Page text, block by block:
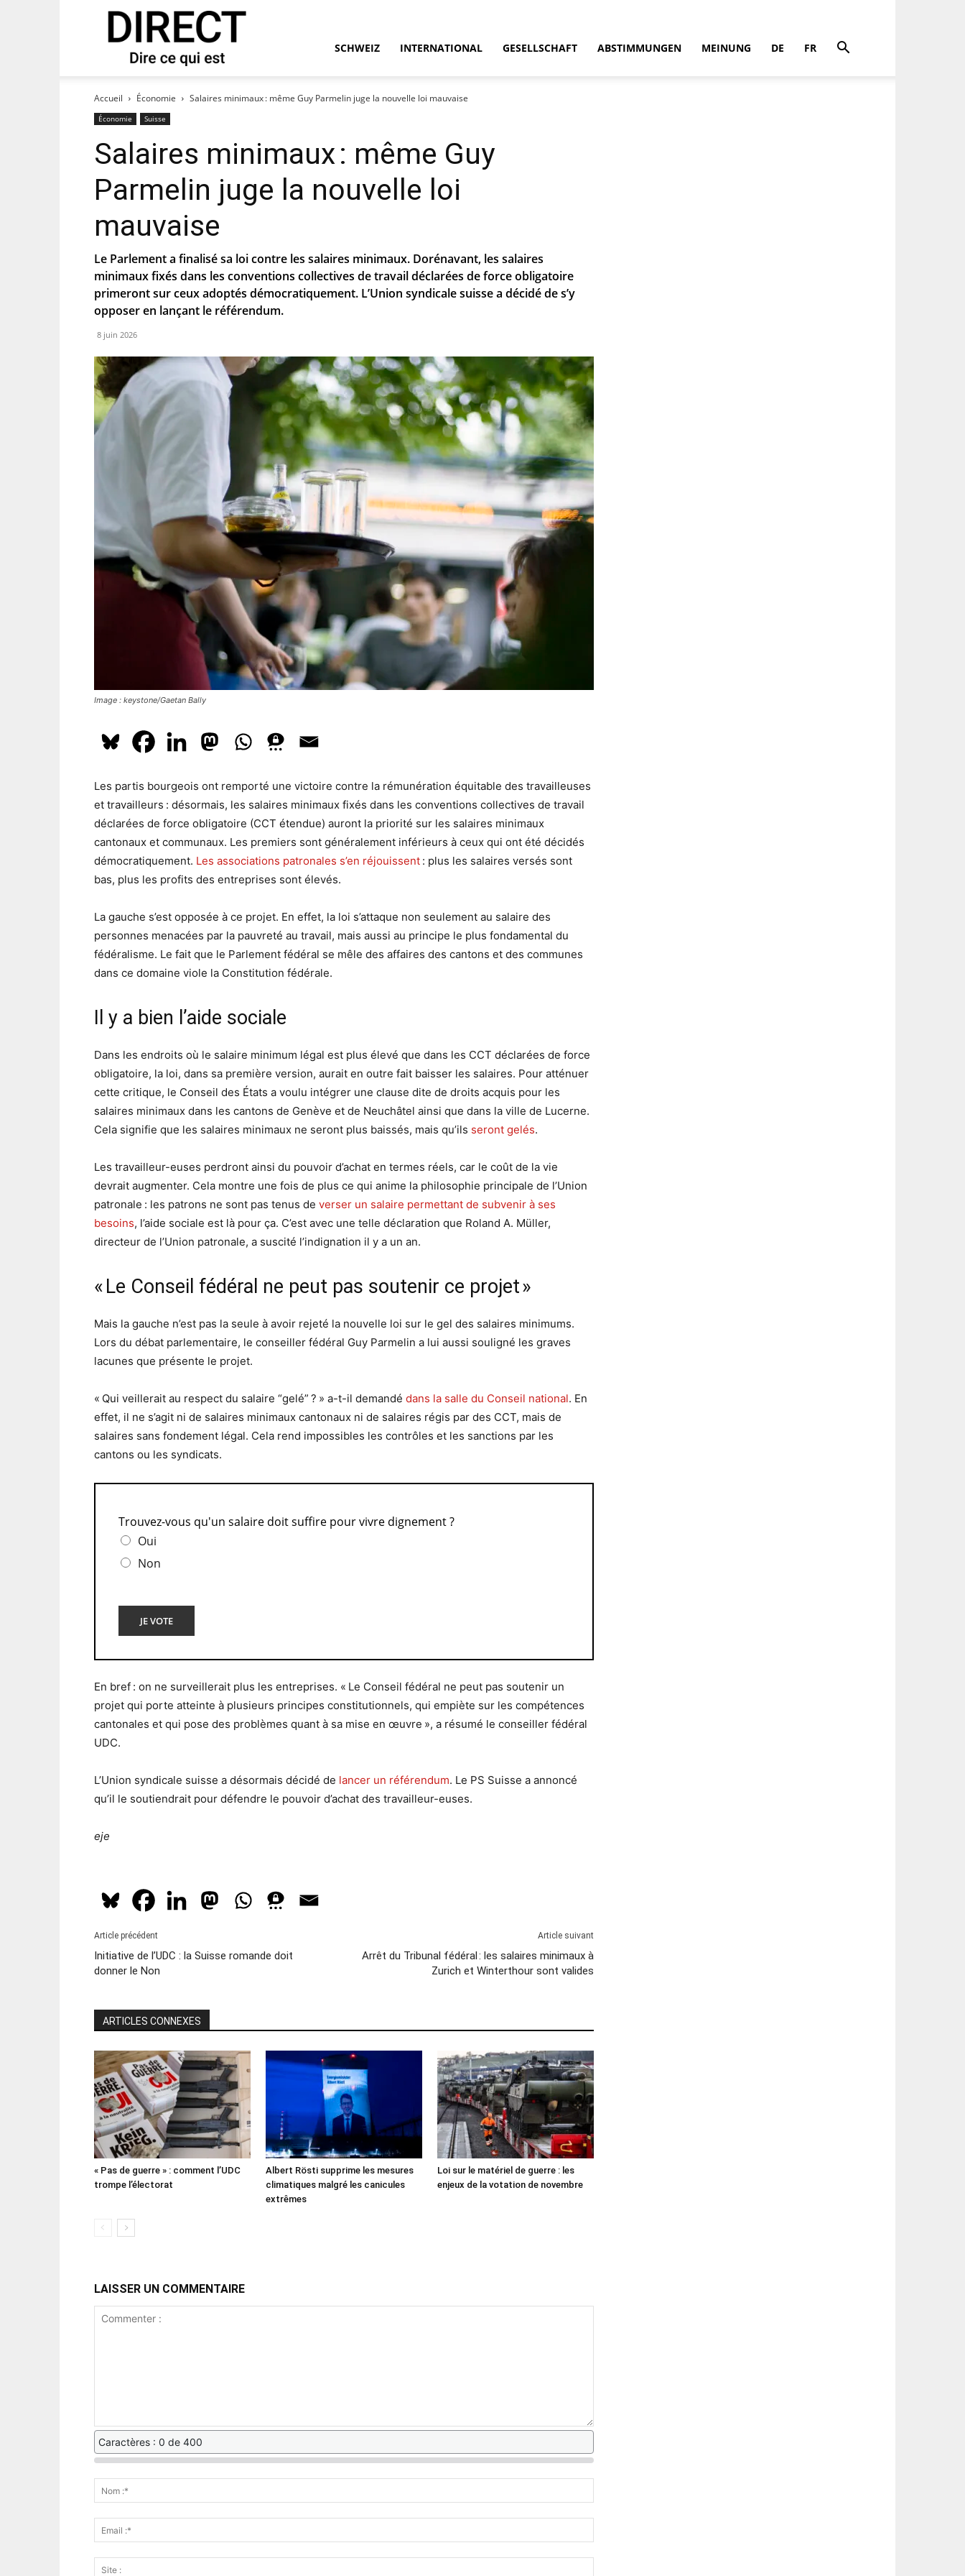
SCHWEIZ INTERNATIONAL GESELLSCHAFT ABSTIMMUNGEN MEINUNG DE FR
Accueil Économie Salaires minimaux : même Guy Parmelin juge la nouvelle loi mauvaise
Économie Suisse
Salaires minimaux : même Guy
Parmelin juge la nouvelle loi
mauvaise
Le Parlement a finalisé sa loi contre les salaires minimaux. Dorénavant, les salaires
minimaux fixés dans les conventions collectives de travail déclarées de force obligatoire
primeront sur ceux adoptés démocratiquement. L’Union syndicale suisse a décidé de s’y
opposer en lançant le référendum.
8 juin 2026
Image : keystone/Gaetan Bally
Les partis bourgeois ont remporté une victoire contre la rémunération équitable des travailleuses
et travailleurs : désormais, les salaires minimaux fixés dans les conventions collectives de travail
déclarées de force obligatoire (CCT étendue) auront la priorité sur les salaires minimaux
cantonaux et communaux. Les premiers sont généralement inférieurs à ceux qui ont été décidés
démocratiquement. Les associations patronales s’en réjouissent: plus les salaires versés sont
bas, plus les profits des entreprises sont élevés.
La gauche s’est opposée à ce projet. En effet, la loi s’attaque non seulement au salaire des
personnes menacées par la pauvreté au travail, mais aussi au principe le plus fondamental du
fédéralisme. Le fait que le Parlement fédéral se mêle des affaires des cantons et des communes
dans ce domaine viole la Constitution fédérale.
Il y a bien l’aide sociale
Dans les endroits où le salaire minimum légal est plus élevé que dans les CCT déclarées de force
obligatoire, la loi, dans sa première version, aurait en outre fait baisser les salaires. Pour atténuer
cette critique, le Conseil des États a voulu intégrer une clause dite de droits acquis pour les
salaires minimaux dans les cantons de Genève et de Neuchâtel ainsi que dans la ville de Lucerne.
Cela signifie que les salaires minimaux ne seront plus baissés, mais qu’ils seront gelés.
Les travailleur-euses perdront ainsi du pouvoir d’achat en termes réels, car le coût de la vie
devrait augmenter. Cela montre une fois de plus ce qui anime la philosophie principale de l’Union
patronale : les patrons ne sont pas tenus de verser un salaire permettant de subvenir à ses
besoins, l’aide sociale est là pour ça. C’est avec une telle déclaration que Roland A. Müller,
directeur de l’Union patronale, a suscité l’indignation il y a un an.
« Le Conseil fédéral ne peut pas soutenir ce projet »
Mais la gauche n’est pas la seule à avoir rejeté la nouvelle loi sur le gel des salaires minimums.
Lors du débat parlementaire, le conseiller fédéral Guy Parmelin a lui aussi souligné les graves
lacunes que présente le projet.
« Qui veillerait au respect du salaire “gelé” ? » a-t-il demandé dans la salle du Conseil national. En
effet, il ne s’agit ni de salaires minimaux cantonaux ni de salaires régis par des CCT, mais de
salaires sans fondement légal. Cela rend impossibles les contrôles et les sanctions par les
cantons ou les syndicats.
Trouvez-vous qu'un salaire doit suffire pour vivre dignement ?
Oui
Non
JE VOTE
En bref : on ne surveillerait plus les entreprises. « Le Conseil fédéral ne peut pas soutenir un
projet qui porte atteinte à plusieurs principes constitutionnels, qui empiète sur les compétences
cantonales et qui pose des problèmes quant à sa mise en œuvre », a résumé le conseiller fédéral
UDC.
L’Union syndicale suisse a désormais décidé de lancer un référendum. Le PS Suisse a annoncé
qu’il le soutiendrait pour défendre le pouvoir d’achat des travailleur-euses.
eje
Article précédent
Initiative de l’UDC : la Suisse romande doit
donner le Non
Article suivant
Arrêt du Tribunal fédéral : les salaires minimaux à
Zurich et Winterthour sont valides
ARTICLES CONNEXES
« Pas de guerre » : comment l’UDC
trompe l’électorat
Albert Rösti supprime les mesures
climatiques malgré les canicules
extrêmes
Loi sur le matériel de guerre : les
enjeux de la votation de novembre
LAISSER UN COMMENTAIRE
Caractères : 0 de 400
newsletter « direct ».
le PS te tienne au courant de